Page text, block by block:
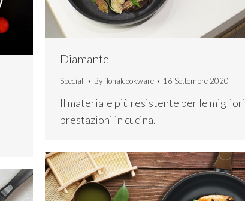
Diamante
Speciali Byflonalcookware 16 Settembre 2020
Il materiale più resistente per le migliori
prestazioni in cucina.